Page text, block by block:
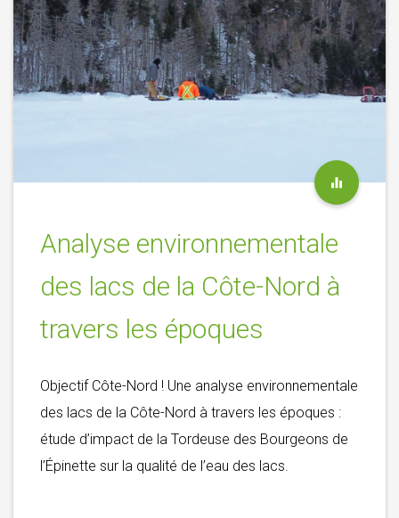
Analyse environnementale
des lacs de la Côte-Nord à
travers les époques
Objectif Côte-Nord ! Une analyse environnementale
des lacs de la Côte-Nord à travers les époques :
étude d’impact de la Tordeuse des Bourgeons de
l’Épinette sur la qualité de l’eau des lacs.